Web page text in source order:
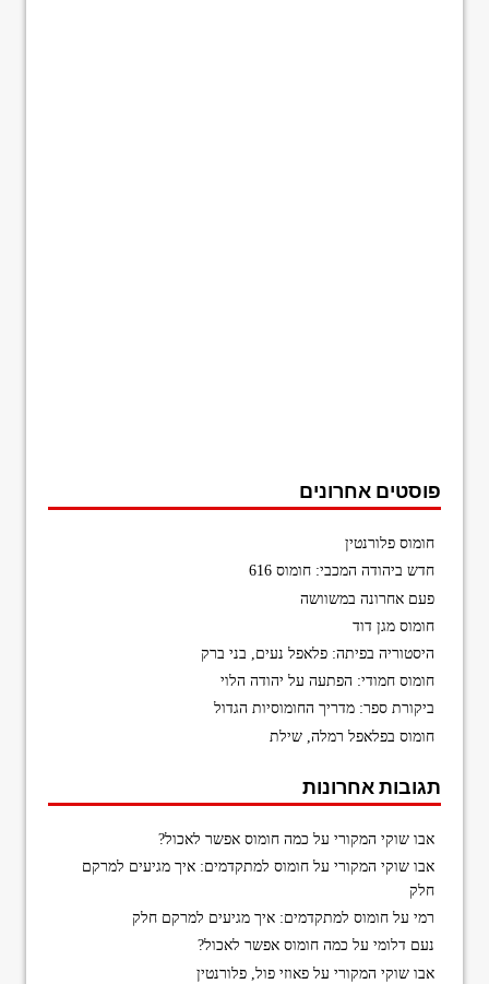
פוסטים אחרונים
חומוס פלורנטין
חדש ביהודה המכבי: חומוס 616
פעם אחרונה במשוושה
חומוס מגן דוד
היסטוריה בפיתה: פלאפל נעים, בני ברק
חומוס חמודי: הפתעה על יהודה הלוי
ביקורת ספר: מדריך החומוסיות הגדול
חומוס בפלאפל רמלה, שילת
תגובות אחרונות
אבו שוקי המקורי על כמה חומוס אפשר לאכול?
אבו שוקי המקורי עלחומוס למתקדמים: איך מגיעים למרקם
חלק
רמי עלחומוס למתקדמים: איך מגיעים למרקם חלק
נעם דלומי על כמה חומוס אפשר לאכול?
אבו שוקי המקורי עלפאוזי פול, פלורנטין